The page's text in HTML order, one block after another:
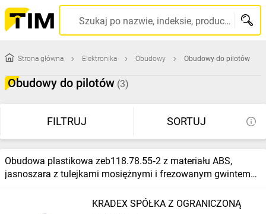
Szukaj po nazwie, indeksie, producencie, kodzie kreskowym...
Strona główna Elektronika Obudowy Obudowy do pilotów
Obudowy do pilotów (3)
FILTRUJ SORTUJ
Obudowa plastikowa zeb118.78.55‑2 z materiału ABS,
jasnoszara z tulejkami mosiężnymi i frezowanym gwintem
KRADEX SPÓŁKA Z OGRANICZONĄ